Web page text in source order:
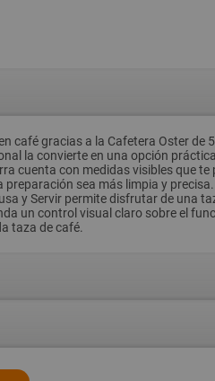
café gracias a la Cafetera Oster
la convierte en una opción
cuenta con medidas visibles que
preparación sea más limpia y
y Servir permite disfrutar de una
un control visual claro sobre el
taza de café.